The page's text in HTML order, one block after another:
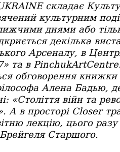
складає
культурним
днями або
декілька
Арсеналу, в
та в
обговорення книжки
Алена Бадью,
«Століття війн та
А в просторіCloser т
лекцію, цього
Старшого.